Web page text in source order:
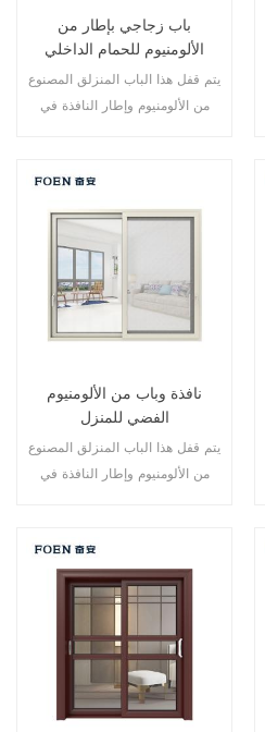
باب زجاجي بإطار من
الألومنيوم للحمام الداخلي
يتم قفل هذا الباب المنزلق المصنوع
من الألومنيوم وإطار النافذة في
الأبواب لتلبية الاحتياجات المعمارية
المختلفة
نافذة وباب من الألومنيوم
الفضي للمنزل
يتم قفل هذا الباب المنزلق المصنوع
من الألومنيوم وإطار النافذة في
الأبواب لتلبية الاحتياجات المعمارية
المختلفة.